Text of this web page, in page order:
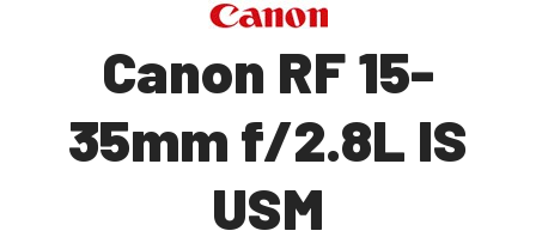
Canon RF 15-
35mm f/2.8L IS
USM